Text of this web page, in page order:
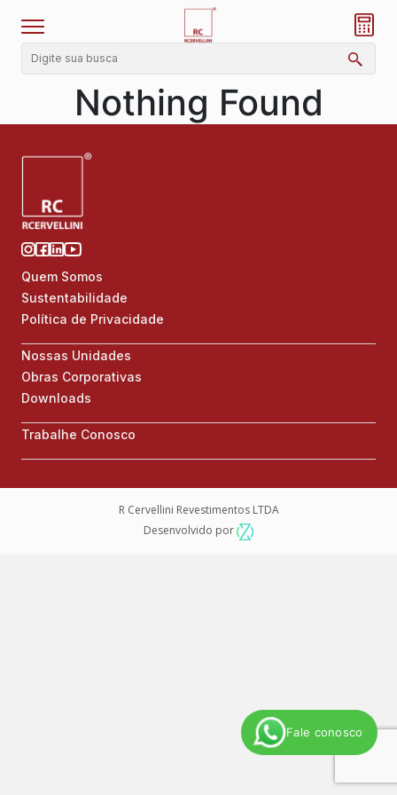
Fale conosco
Nothing Found
Quem Somos
Sustentabilidade
Política de Privacidade
Nossas Unidades
Obras Corporativas
Downloads
Trabalhe Conosco
R Cervellini Revestimentos LTDA
Desenvolvido por